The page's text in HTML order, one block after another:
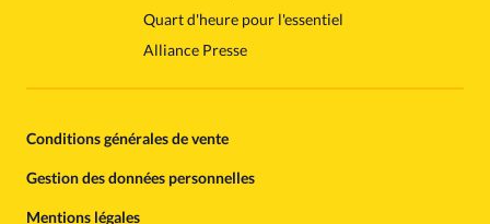
Quart d'heure pour l'essentiel
Alliance Presse
Conditions générales de vente
Gestion des données personnelles
Mentions légales